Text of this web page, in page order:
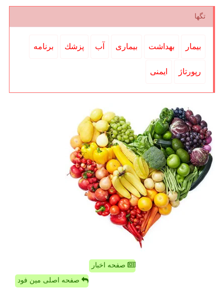
تگها
بیمار بهداشت بیماری آب پزشك برنامه
رپورتاژ ایمنی
صفحه اخبار
صفحه اصلی مین فود